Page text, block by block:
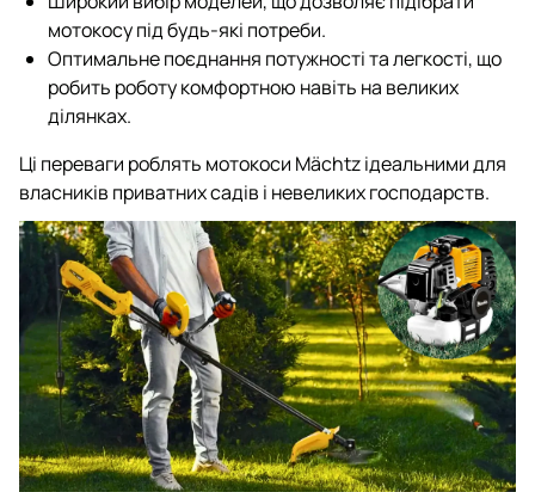
мотокосу під будь-які потреби.
Оптимальне поєднання потужності та легкості, що
робить роботу комфортною навіть на великих
ділянках.
Ці переваги роблять мотокоси Mächtz ідеальними для
власників приватних садів і невеликих господарств.